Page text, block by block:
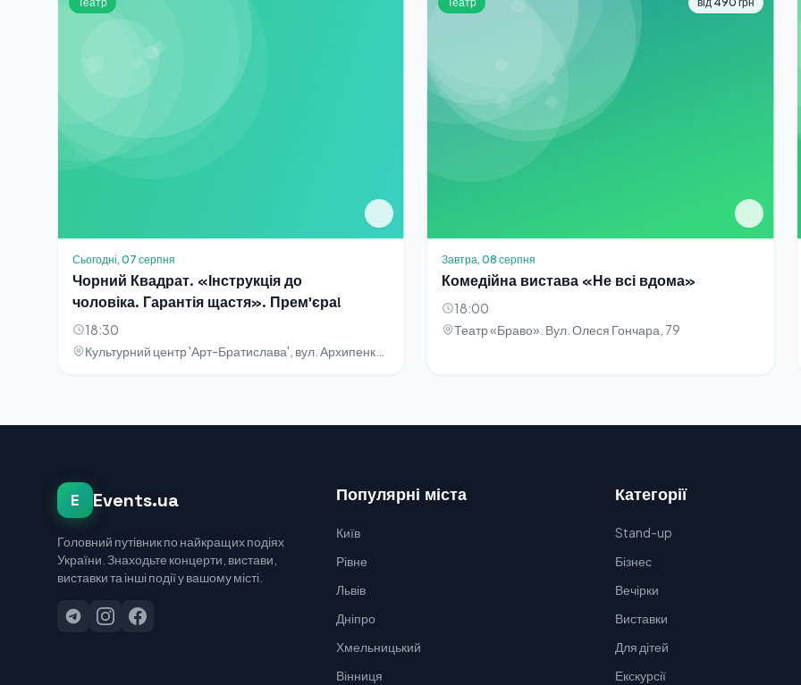
Сьогодні, 07 серпня
Чорний Квадрат. «Інструкція до
чоловіка. Гарантія щастя». Прем'єра!
18:30
Завтра, 08 серпня
Комедійна вистава «Не всі вдома»
18:00
Театр «Браво». Вул. Олеся Гончара, 79
E Events.ua
Головний путівник по найкращих подіях
України. Знаходьте концерти, вистави,
виставки та інші події у вашому місті.
Популярні міста
Київ
Рівне
Львів
Дніпро
Хмельницький
Вінниця
Категорії
Stand-up
Бізнес
Вечірки
Виставки
Для дітей
Екскурсії